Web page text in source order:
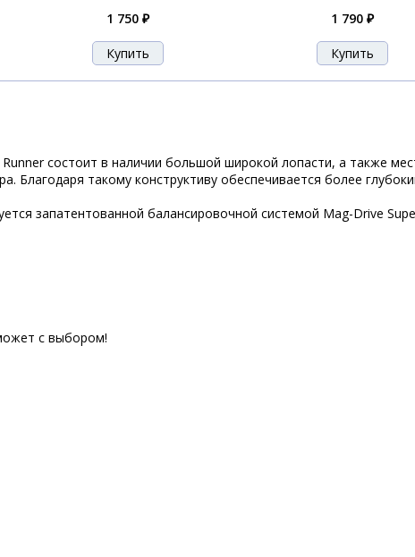
1 750 ₽ 1 790 ₽
состоит в наличии большой широкой лопасти, а также
Благодаря такому конструктиву обеспечивается более
запатентованной балансировочной системой Mag-Drive
с выбором!